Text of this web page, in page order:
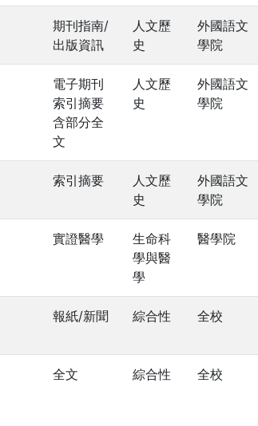
期刊指南/
出版資訊
人文歷
史
外國語文
學院
電子期刊
索引摘要
含部分全
文
人文歷
史
外國語文
學院
索引摘要
人文歷
史
外國語文
學院
實證醫學
生命科
學與醫
學
醫學院
報紙/新聞 綜合性 全校
全文 綜合性 全校